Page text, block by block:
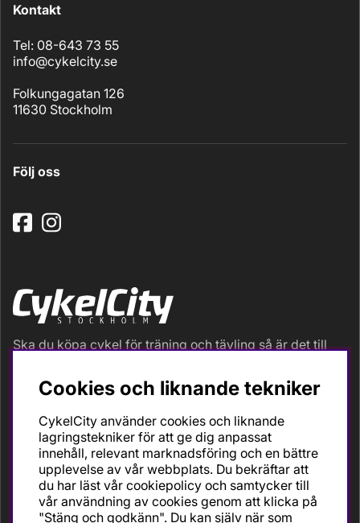
Kontakt
Tel: 08-643 73 55
info@cykelcity.se
Folkungagatan 126
11630 Stockholm
Följ oss
Ska du köpa cykel för träning och tävling så är det till
Vi är en mycket personlig cykelaffär med hög
servicegrad och alla vi som jobbar är inbitna cyklister
och dess produkter. Gör din bästa cykelaffär på
CykelCity!
Cookies och liknande tekniker
CykelCity använder cookies och liknande
lagringstekniker för att ge dig anpassat
innehåll, relevant marknadsföring och en bättre
upplevelse av vår webbplats. Du bekräftar att
du har läst vår cookiepolicy och samtycker till
vår användning av cookies genom att klicka på
"Stäng och godkänn". Du kan själv när som